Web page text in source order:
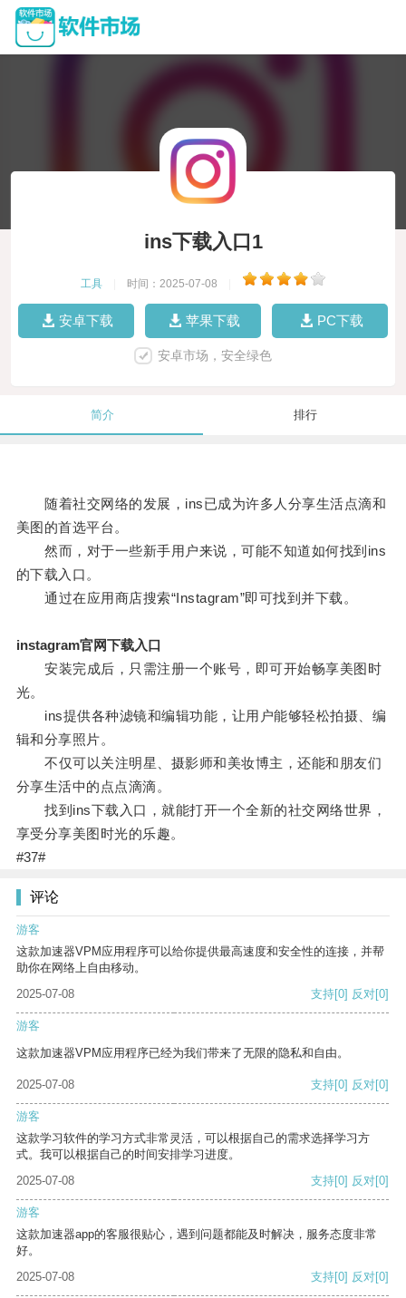
ins下载入口1
工具 时间：2025-07-08
安卓下载 苹果下载 PC下载
安卓市场，安全绿色
简介 排行
随着社交网络的发展，ins已成为许多人分享生活点滴和
美图的首选平台。
然而，对于一些新手用户来说，可能不知道如何找到ins
的下载入口。
通过在应用商店搜索“Instagram”即可找到并下载。
instagram官网下载入口
安装完成后，只需注册一个账号，即可开始畅享美图时
光。
ins提供各种滤镜和编辑功能，让用户能够轻松拍摄、编
辑和分享照片。
不仅可以关注明星、摄影师和美妆博主，还能和朋友们
分享生活中的点点滴滴。
找到ins下载入口，就能打开一个全新的社交网络世界，
享受分享美图时光的乐趣。
#37#
评论
游客
这款加速器VPM应用程序可以给你提供最高速度和安全性的连接，并帮
助你在网络上自由移动。
2025-07-08
支持[0] 反对[0]
游客
这款加速器VPM应用程序已经为我们带来了无限的隐私和自由。
2025-07-08 支持[0] 反对[0]
游客
这款学习软件的学习方式非常灵活，可以根据自己的需求选择学习方
式。我可以根据自己的时间安排学习进度。
2025-07-08
支持[0] 反对[0]
游客
这款加速器app的客服很贴心，遇到问题都能及时解决，服务态度非常
好。
2025-07-08
支持[0] 反对[0]